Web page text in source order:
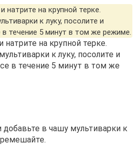
на крупной терке.
к луку, посолите и
в течение 5 минут в том же
в чашу мультиварки к